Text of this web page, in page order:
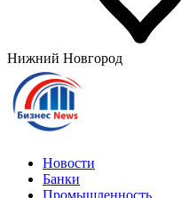
Нижний Новгород
Новости
Банки
Промышленность